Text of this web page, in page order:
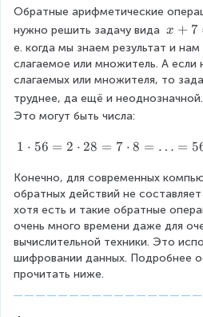
d
o
2
<
5
4
d
o
4
9
4
c
d
o
t
8
=
5
>
4
Обратные арифметические
нужно решить задачу вида x
+
7
=
1
x + 7
е. когда мы знаем результат и
слагаемое или множитель. А если
слагаемых или множителя, то
труднее, да ещё и
Это могут быть числа:
1
c
d
o
t
5
6
=
2
1 ⋅ 56 = 2 ⋅ 28 = 7 ⋅ 8 = … =
Конечно, для современных
обратных действий не
хотя есть и такие обратные
очень много времени даже для
вычислительной техники. Это
шифровании данных. Подробнее
прочитать ниже.